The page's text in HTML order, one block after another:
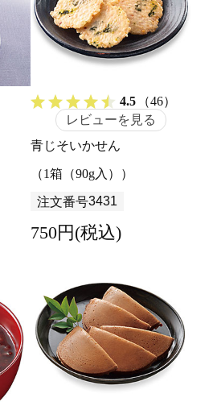
4.5
（46）
レビューを見る
青じそいかせん
（1箱（90g入））
注文番号3431
750円(税込)